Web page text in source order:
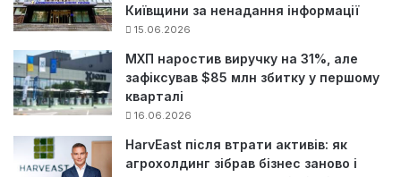
Київщини за ненадання інформації
15.06.2026
МХП наростив виручку на 31%, але
зафіксував $85 млн збитку у першому
кварталі
16.06.2026
HarvEast після втрати активів: як
агрохолдинг зібрав бізнес заново і